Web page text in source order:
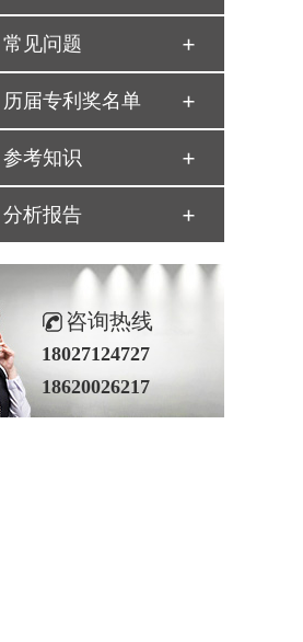
常见问题
历届专利奖名单
参考知识
分析报告
咨询热线
18027124727
18620026217